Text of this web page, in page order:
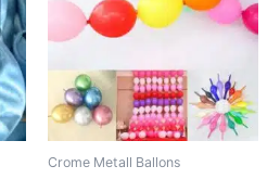
Crome Metall Ballons
auf.
Die